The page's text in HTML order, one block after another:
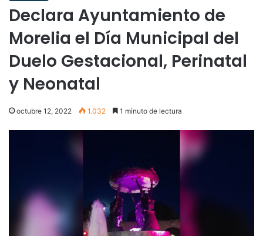
Declara Ayuntamiento de
Morelia el Día Municipal del
Duelo Gestacional, Perinatal
y Neonatal
octubre 12, 2022 1.032 1 minuto de lectura